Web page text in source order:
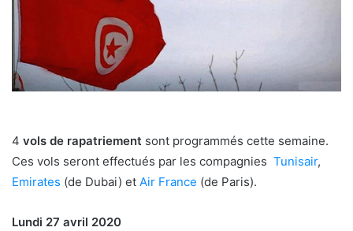
4 vols de rapatriement sont programmés cette semaine.
Ces vols seront effectués par les compagnies Tunisair,
Emirates (de Dubai) et Air France (de Paris).
Lundi 27 avril 2020